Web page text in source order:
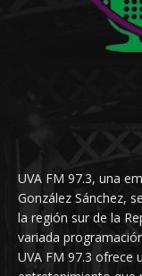
UVA FM 97.3, una
González Sánchez,
la región sur de la
variada
UVA FM 97.3 ofrece